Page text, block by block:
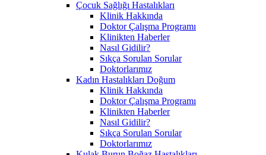
Çocuk Sağlığı Hastalıkları
Klinik Hakkında
Doktor Çalışma Programı
Klinikten Haberler
Nasıl Gidilir?
Sıkça Sorulan Sorular
Doktorlarımız
Kadın Hastalıkları Doğum
Klinik Hakkında
Doktor Çalışma Programı
Klinikten Haberler
Nasıl Gidilir?
Sıkça Sorulan Sorular
Doktorlarımız